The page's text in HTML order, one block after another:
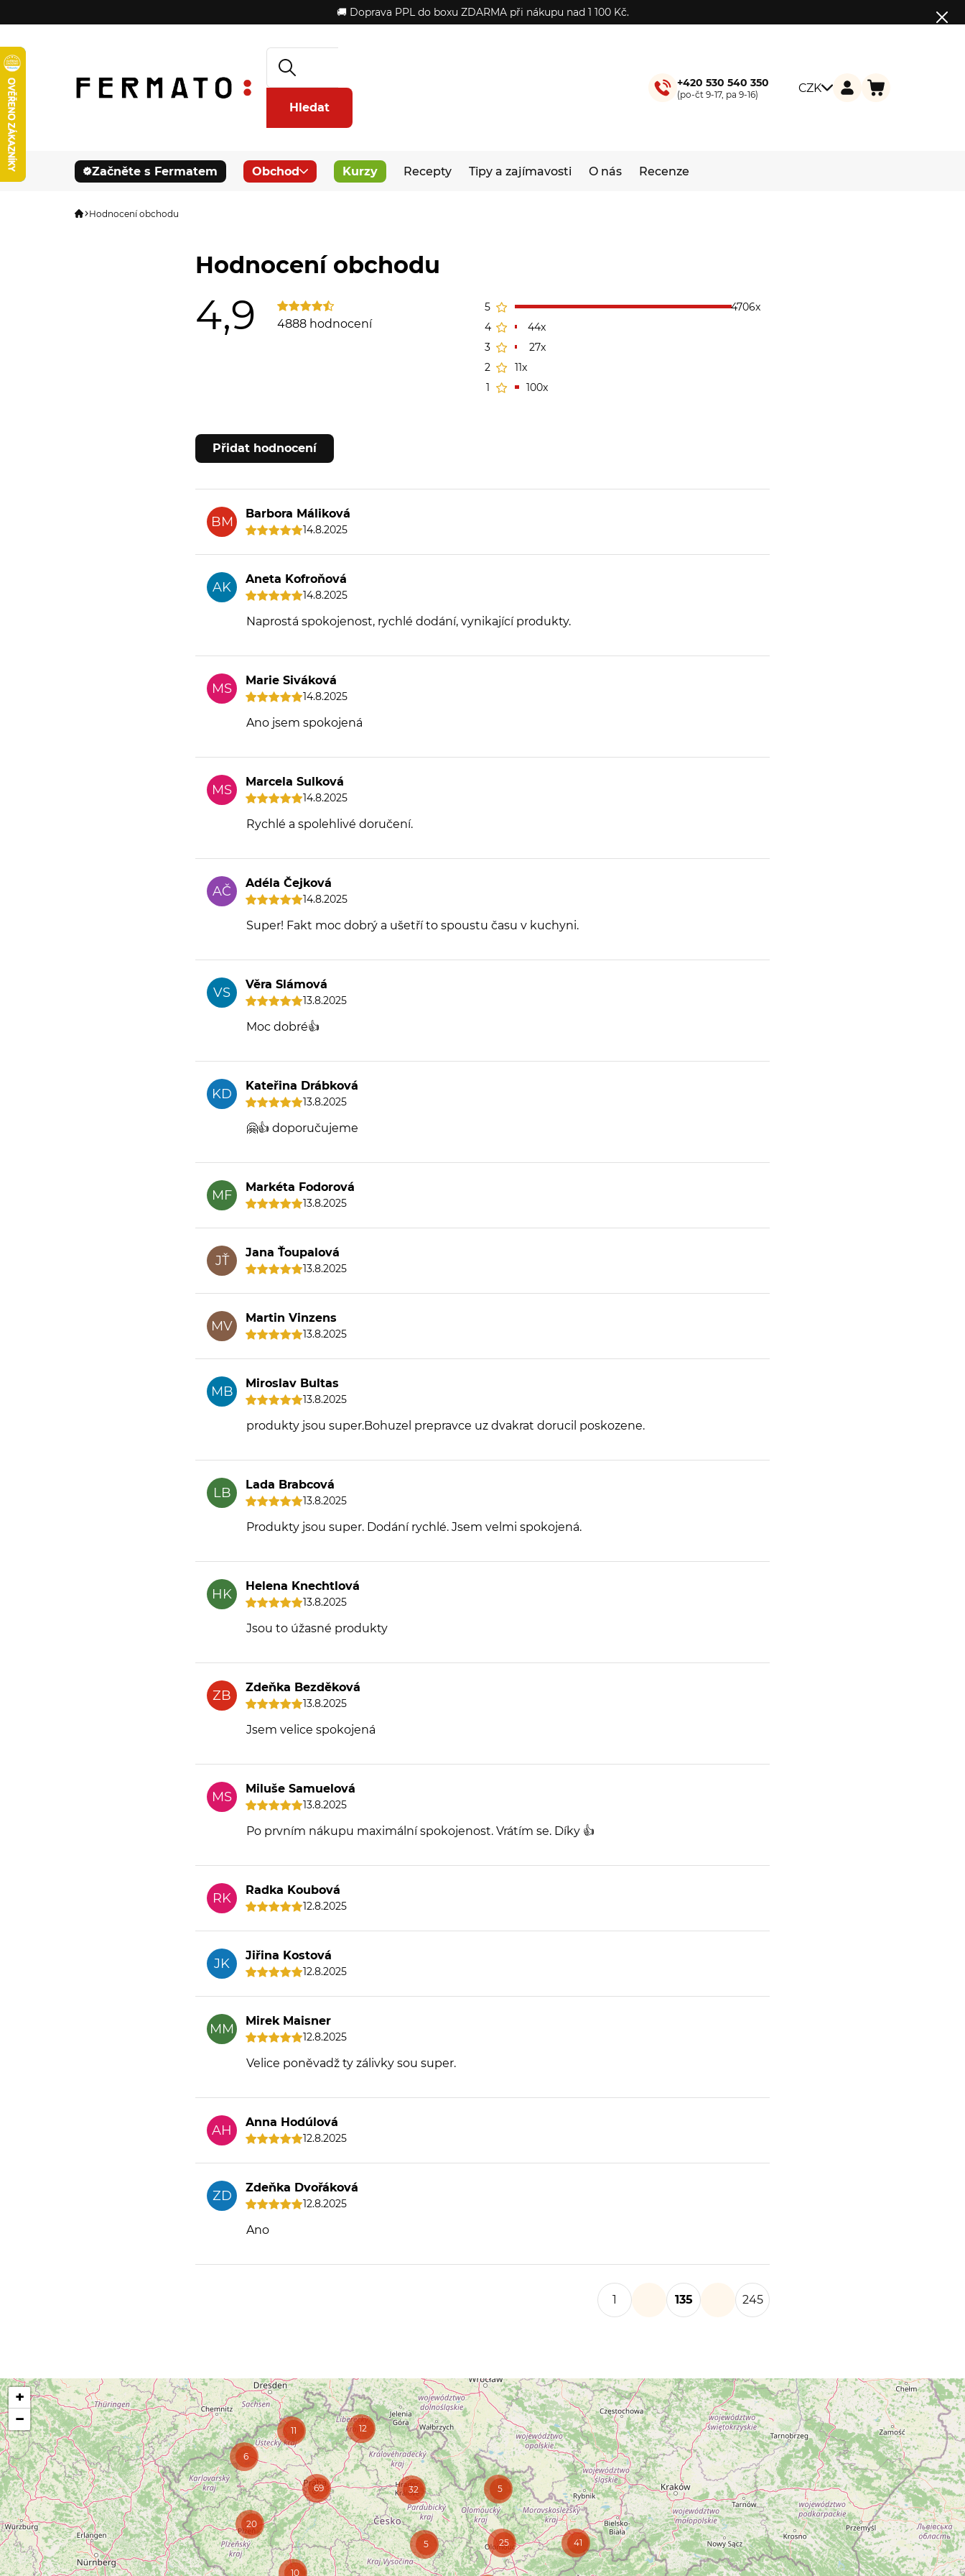
🚚 Doprava PPL do boxu ZDARMA při nákupu nad 1 100 Kč.
Hledat
+420 530 540 350
(po-čt 9-17, pa 9-16) CZK
Začněte s Fermatem Obchod Kurzy Recepty Tipy a zajímavosti O nás Recenze
Hodnocení obchodu
Hodnocení obchodu
4,9 4888 hodnocení
5
4706x
4
44x
3
27x
2
11x
1
100x
Přidat hodnocení
BM Barbora Máliková
14.8.2025
AK Aneta Kofroňová
14.8.2025
Naprostá spokojenost, rychlé dodání, vynikající produkty.
MS Marie Siváková
14.8.2025
Ano jsem spokojená
MS Marcela Sulková
14.8.2025
Rychlé a spolehlivé doručení.
AČ Adéla Čejková
14.8.2025
Super! Fakt moc dobrý a ušetří to spoustu času v kuchyni.
VS Věra Slámová
13.8.2025
Moc dobré👍
KD Kateřina Drábková
13.8.2025
🤗👍 doporučujeme
MF Markéta Fodorová
13.8.2025
JŤ Jana Ťoupalová
13.8.2025
MV Martin Vinzens
13.8.2025
MB Miroslav Bultas
13.8.2025
produkty jsou super.Bohuzel prepravce uz dvakrat dorucil poskozene.
LB Lada Brabcová
13.8.2025
Produkty jsou super. Dodání rychlé. Jsem velmi spokojená.
HK Helena Knechtlová
13.8.2025
Jsou to úžasné produkty
ZB Zdeňka Bezděková
13.8.2025
Jsem velice spokojená
MS Miluše Samuelová
13.8.2025
Po prvním nákupu maximální spokojenost. Vrátím se. Díky 👍
RK Radka Koubová
12.8.2025
JK Jiřina Kostová
12.8.2025
MM Mirek Maisner
12.8.2025
Velice poněvadž ty zálivky sou super.
AH Anna Hodúlová
12.8.2025
ZD Zdeňka Dvořáková
12.8.2025
Ano
1 135 245
6
20
11
69
12
32
41
5
10
5
25
+
−